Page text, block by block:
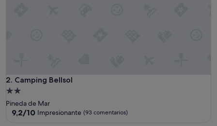
2. Camping Bellsol
Camping Bellsol
Alojamiento
de
2.0 estrellas
Pineda de Mar
9.2
9,2/10 Impresionante (93 comentarios)